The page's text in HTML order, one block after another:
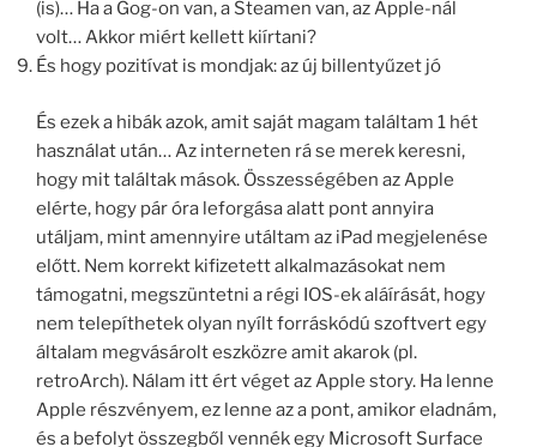
(is)… Ha a Gog-on van, a Steamen van, az Apple-nál
volt… Akkor miért kellett kiírtani?
És hogy pozitívat is mondjak: az új billentyűzet jó
És ezek a hibák azok, amit saját magam találtam 1 hét
használat után… Az interneten rá se merek keresni,
hogy mit találtak mások. Összességében az Apple
elérte, hogy pár óra leforgása alatt pont annyira
utáljam, mint amennyire utáltam az iPad megjelenése
előtt. Nem korrekt kifizetett alkalmazásokat nem
támogatni, megszüntetni a régi IOS-ek aláírását, hogy
nem telepíthetek olyan nyílt forráskódú szoftvert egy
általam megvásárolt eszközre amit akarok (pl.
retroArch). Nálam itt ért véget az Apple story. Ha lenne
Apple részvényem, ez lenne az a pont, amikor eladnám,
és a befolyt összegből vennék egy Microsoft Surface